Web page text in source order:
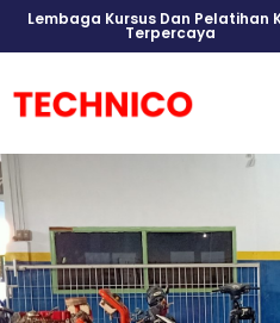
Lembaga Kursus Dan Pelatihan
Terpercaya